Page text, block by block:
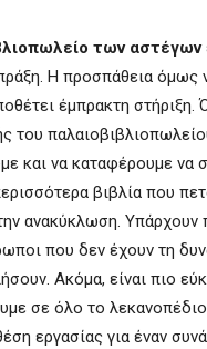
των αστέγων
Η προσπάθεια όμως
έμπρακτη στήριξη.
του
και να καταφέρουμε
βιβλία που
ανακύκλωση. Υπάρχουν
που δεν έχουν τη
Ακόμα, είναι πιο
σε όλο το
εργασίας για έναν